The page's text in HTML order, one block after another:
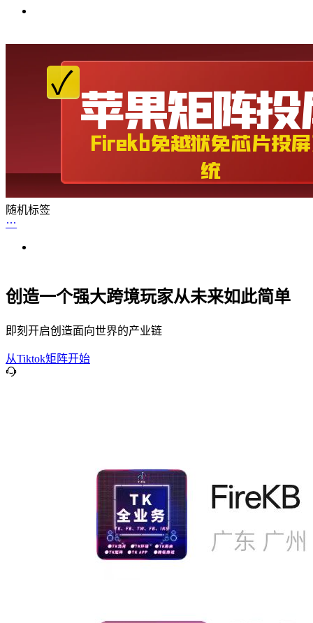
随机标签
创造一个强大跨境玩家从未来如此简单
即刻开启创造面向世界的产业链
从Tiktok矩阵开始